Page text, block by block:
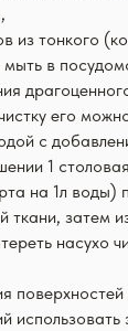
из тонкого
мыть в
его
с
1
на 1л воды)
ткани, затем
насухо
использовать